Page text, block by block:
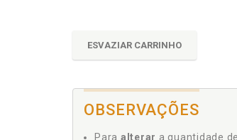
ESVAZIAR CARRINHO
OBSERVAÇÕES
Para alterar a quantidade